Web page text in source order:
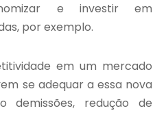
e investir em
por exemplo.
em um mercado
se adequar a essa nova
demissões, redução de